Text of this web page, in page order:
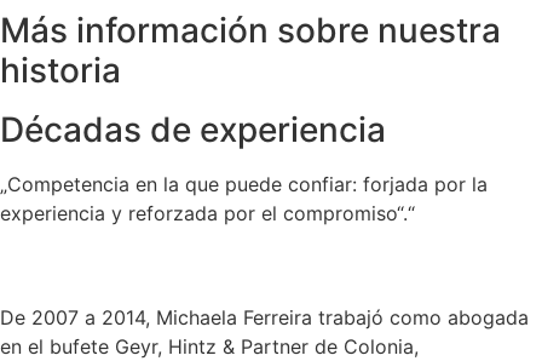
Más información sobre nuestra
historia
Décadas de experiencia
„Competencia en la que puede confiar: forjada por la
experiencia y reforzada por el compromiso“.“
De 2007 a 2014, Michaela Ferreira trabajó como abogada
en el bufete Geyr, Hintz & Partner de Colonia,